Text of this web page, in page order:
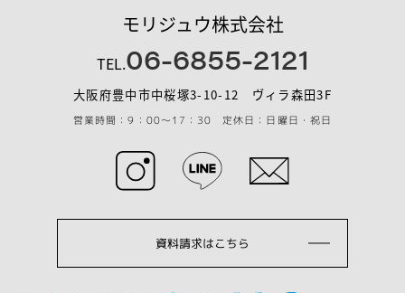
モリジュウ株式会社
TEL.06-6855-2121
大阪府豊中市中桜塚3-10-12 ヴィラ森田3F
営業時間：9：00～17：30 定休日：日曜日・祝日
資料請求はこちら